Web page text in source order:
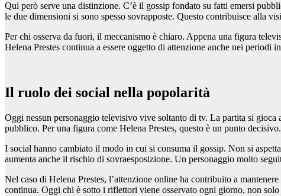
Qui però serve una distinzione. C’è il gossip fondato su fatti emersi
le due dimensioni si sono spesso sovrapposte. Questo contribuisce alla
Per chi osserva da fuori, il meccanismo è chiaro. Appena una figura
Helena Prestes continua a essere oggetto di attenzione anche nei periodi
Il ruolo dei social nella popolarità
Oggi nessun personaggio televisivo vive soltanto di tv. La partita si
pubblico. Per una figura come Helena Prestes, questo è un punto decisivo.
I social hanno cambiato il modo in cui si consuma il gossip. Non si
aumenta anche il rischio di sovraesposizione. Un personaggio molto
Nel caso di Helena Prestes, l’attenzione online ha contribuito a
continua. Oggi chi è sotto i riflettori viene osservato ogni giorno, non